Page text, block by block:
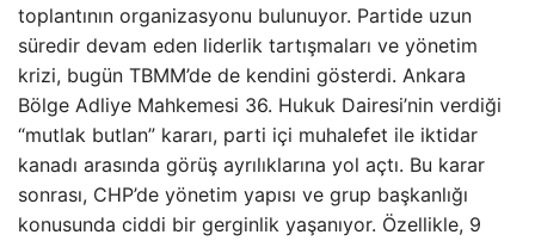
toplantının organizasyonu bulunuyor. Partide uzun
süredir devam eden liderlik tartışmaları ve yönetim
krizi, bugün TBMM’de de kendini gösterdi. Ankara
Bölge Adliye Mahkemesi 36. Hukuk Dairesi’nin verdiği
“mutlak butlan” kararı, parti içi muhalefet ile iktidar
kanadı arasında görüş ayrılıklarına yol açtı. Bu karar
sonrası, CHP’de yönetim yapısı ve grup başkanlığı
konusunda ciddi bir gerginlik yaşanıyor. Özellikle, 9